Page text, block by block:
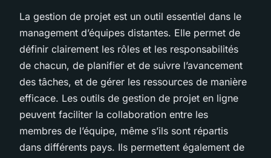
La gestion de projet est un outil essentiel dans le
management d’équipes distantes. Elle permet de
définir clairement les rôles et les responsabilités
de chacun, de planifier et de suivre l’avancement
des tâches, et de gérer les ressources de manière
efficace. Les outils de gestion de projet en ligne
peuvent faciliter la collaboration entre les
membres de l’équipe, même s’ils sont répartis
dans différents pays. Ils permettent également de